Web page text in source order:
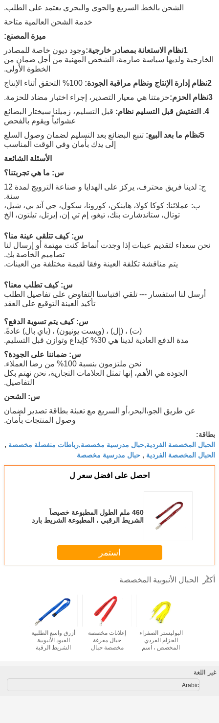
الشحن بالخط السريع والجوي والبحري يعتمد على الطلب.
خدمة الشحن العالمية متاحة
ميزة المصنع:
1نظام الاستعانة بمصادر خارجية:
وجود ديون خاصة للمصادر
الخارجية ولديها سياسة صارمة، الشخص المهنية من أجل ضمان من
الخطوة الأولى.
2نظام إدارة الإنتاج ونظام مراقبة الجودة:
100% التحقق أثناء الإنتاج
3نظام الحزم:
حزمتنا هي معيار التصدير، إجراء اختبار مضاد للحزمة.
4. التفتيش قبل التسليم نظام:
قبل التسليم، زميلنا سيختار البضائع
عشوائياً ويقوم بالفحص
5نظام ما بعد البيع:
تتبع البضائع بعد التسليم لضمان وصول السلع
إلى يدك بأمان وفي الوقت المناسب
الأسئلة الشائعة
س: ما هي تجربتنا؟
ج: لدينا فريق محترف، يركز على الهدايا و صناعة الترويج لمدة 12
سنة.
ب: عملائنا: كوكا كولا، هاينكن، كورونا، سكول، جي آند بي، شيل،
توتال، ستاندشارت بنك، تيغو، إم تي إن، إيرتل، تيلتون، الخ
س: كيف تتلقى عينة منا؟
نحن سعداء لتقديم عينات إذا وجدت أنماط كنت مهتمة أو إرسال لنا
تصاميم الخاصة بك.
يتم مناقشة تكلفة العينة وفقا لقيمة مختلفة من العينات.
س: كيف تطلب معنا؟
أرسل لنا استفسار --- تلقي اقتباسنا التفاوض على تفاصيل الطلب
تأكيد العينة التوقيع على العقد
س: كيف يتم تسوية الدفع؟
(ت) ، (إل) ، (ويست يونيون) ، (باي بال) عادةً.
مدة الدفع العادية لدينا هي 30% كإيداع وتوازن قبل التسليم.
س: ضماننا على الجودة؟
نحن ملتزمون بنسبة 100% من رضا العملاء.
الجودة هي الأهم، إنها تمثل العلامات التجارية، نحن نهتم بكل
التفاصيل.
س: الشحن
عن طريق الجو،البحر،أو السريع مع تعبئة بطاقة تصدير لضمان
وصول المنتجات بأمان.
بطاقة:
الحبال المخصصة الفردية,حبال مدرسية مخصصة,رباطات منفصلة مخصصة ,
الحبال المخصصة الفردية , حبال مدرسية مخصصة
احصل على افضل سعر ل
460 ملم الطول المطبوعة خصيصاً
الشريط الرقبي ، المطبوعة الشريط بارد
استمر
أكثر الحبال الأنبوبية المخصصة
أزرق واسع الطلبية
القيود الأنبوبية
الشريط الرقبة
إعلانات مخصصة
حبال مفرغة
مخصصة حبال
البوليستر الصفراء
الحزام الفردي
المخصص ، اسم
غير اللغة
Arabic